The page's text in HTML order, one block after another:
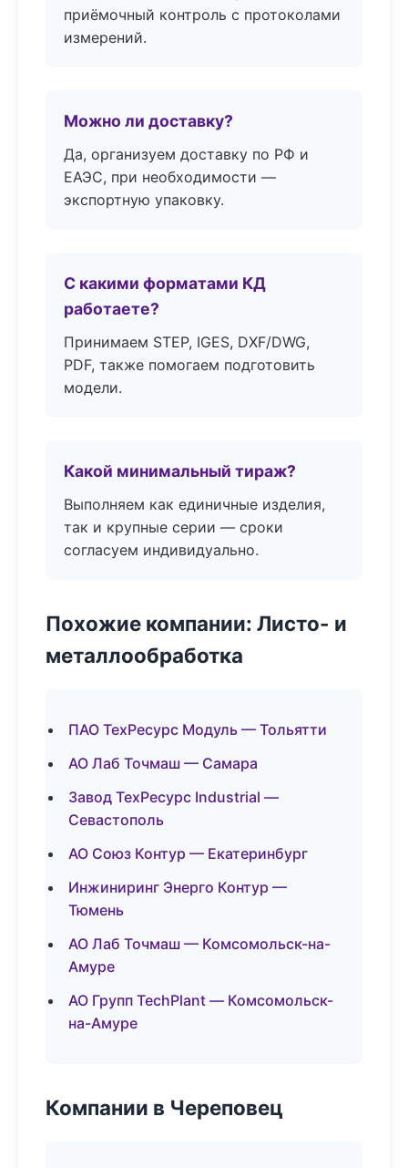
приёмочный контроль с протоколами
измерений.
Можно ли доставку?
Да, организуем доставку по РФ и
ЕАЭС, при необходимости —
экспортную упаковку.
С какими форматами КД
работаете?
Принимаем STEP, IGES, DXF/DWG,
PDF, также помогаем подготовить
модели.
Какой минимальный тираж?
Выполняем как единичные изделия,
так и крупные серии — сроки
согласуем индивидуально.
Похожие компании: Листо- и
металлообработка
ПАО ТехРесурс Модуль — Тольятти
АО Лаб Точмаш — Самара
Завод ТехРесурс Industrial —
Севастополь
АО Союз Контур — Екатеринбург
Инжиниринг Энерго Контур —
Тюмень
АО Лаб Точмаш — Комсомольск-на-
Амуре
АО Групп TechPlant — Комсомольск-
на-Амуре
Компании в Череповец